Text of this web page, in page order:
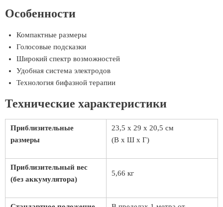
Особенности
Компактные размеры
Голосовые подсказки
Широкий спектр возможностей
Удобная система электродов
Технология бифазной терапии
Технические характеристики
Приблизительные
размеры
23,5 x 29 x 20,5 см
(В х Ш х Г)
Приблизительный вес
(без аккумулятора)
5,66 кг